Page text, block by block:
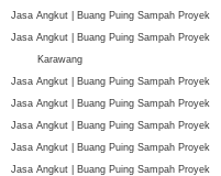
Jasa Angkut | Buang Puing Sampah Proyek
Jasa Angkut | Buang Puing Sampah Proyek
Karawang
Jasa Angkut | Buang Puing Sampah Proyek
Jasa Angkut | Buang Puing Sampah Proyek
Jasa Angkut | Buang Puing Sampah Proyek
Jasa Angkut | Buang Puing Sampah Proyek
Jasa Angkut | Buang Puing Sampah Proyek